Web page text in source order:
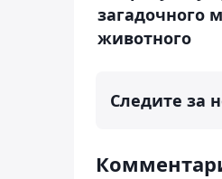
загадочного
животного
Следите за